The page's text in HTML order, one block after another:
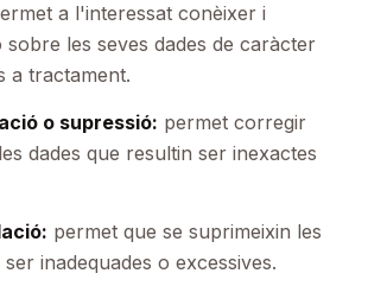
a l'interessat conèixer i
les seves dades de caràcter
a tractament.
o supressió: permet corregir
dades que resultin ser inexactes
permet que se suprimeixin les
inadequades o excessives.